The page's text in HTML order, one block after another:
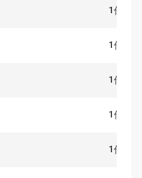
1件
1件
1件
1件
1件